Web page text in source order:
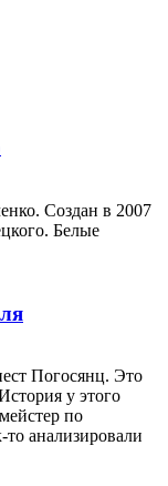
Создан в 2007
Белые
Погосянц. Это
у этого
по
анализировали